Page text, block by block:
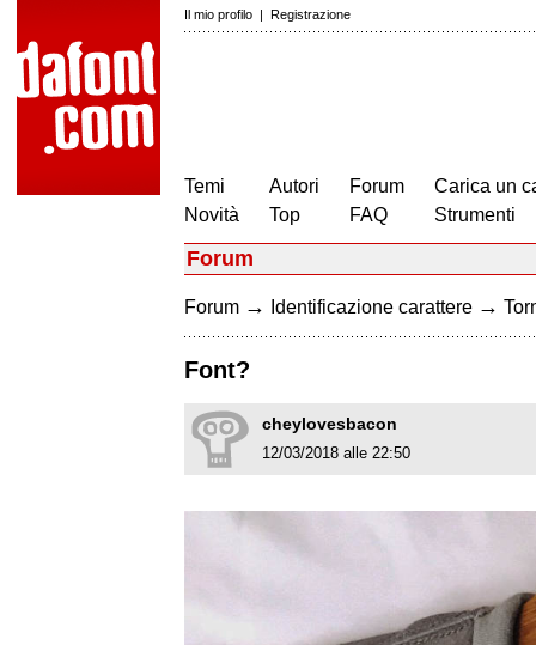
Il mio profilo | Registrazione
Temi
Novità
Autori
Top
Forum
FAQ
Carica un
Strumenti
Forum
Forum → Identificazione carattere →
Font?
cheylovesbacon
12/03/2018 alle 22:50